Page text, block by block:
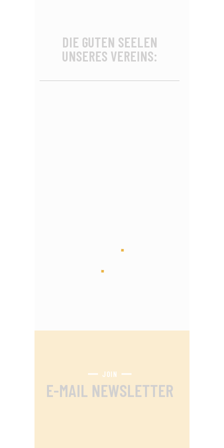
DIE GUTEN SEELEN
UNSERES VEREINS:
JOIN
E-MAIL NEWSLETTER